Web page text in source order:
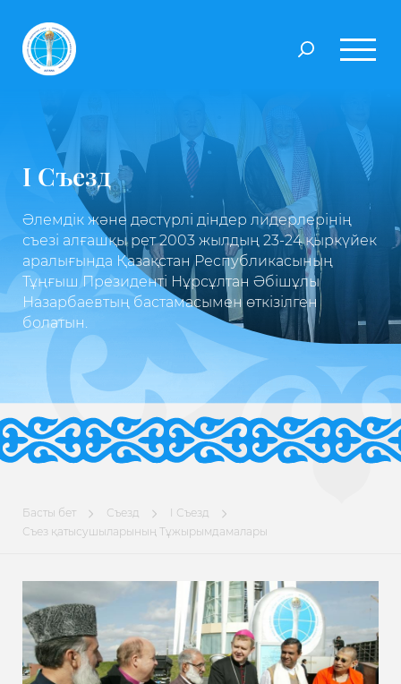
I Съезд
Әлемдік және дәстүрлі діндер лидерлерінің
съезі алғашқы рет 2003 жылдың 23-24 қыркүйек
аралығында Қазақстан Республикасының
Тұңғыш Президенті Нұрсұлтан Әбішұлы
Назарбаевтың бастамасымен өткізілген
болатын.
Басты бет Съезд
I Съезд
Съез қатысушыларының Тұжырымдамалары